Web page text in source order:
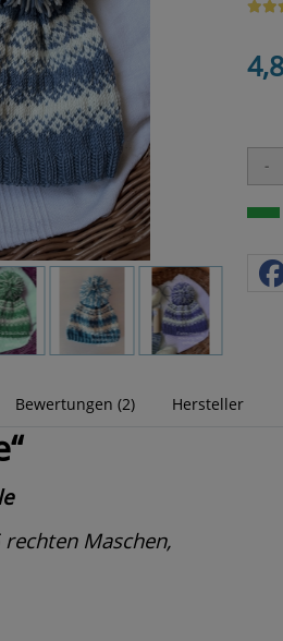
Bewertungen (2) Hersteller
Maschen,